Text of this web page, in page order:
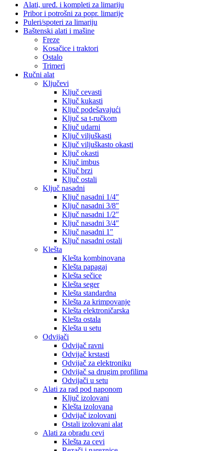
Alati, uređ. i kompleti za limariju
Pribor i potrošni za popr. limarije
Puleri/spoteri za limariju
Baštenski alati i mašine
Freze
Kosačice i traktori
Ostalo
Trimeri
Ručni alat
Ključevi
Ključ cevasti
Ključ kukasti
Ključ podešavajući
Ključ sa t-ručkom
Ključ udarni
Ključ viljuškasti
Ključ viljuškasto okasti
Ključ okasti
Ključ imbus
Ključ brzi
Ključ ostali
Ključ nasadni
Ključ nasadni 1/4″
Ključ nasadni 3/8″
Ključ nasadni 1/2″
Ključ nasadni 3/4″
Ključ nasadni 1″
Ključ nasadni ostali
Klešta
Klešta kombinovana
Klešta papagaj
Klešta sečice
Klešta seger
Klešta standardna
Klešta za krimpovanje
Klešta elektroničarska
Klešta ostala
Klešta u setu
Odvijači
Odvijač ravni
Odvijač krstasti
Odvijač za elektroniku
Odvijač sa drugim profilima
Odvijači u setu
Alati za rad pod naponom
Ključ izolovani
Klešta izolovana
Odvijač izolovani
Ostali izolovani alat
Alati za obradu cevi
Klešta za cevi